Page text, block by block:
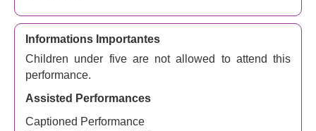
Informations Importantes
Children under five are not allowed to attend this
performance.
Assisted Performances
Captioned Performance